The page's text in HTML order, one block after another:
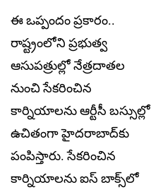
ఈ ఒప్పందం ప్ర‌కారం..
రాష్ట్రంలోని ప్ర‌భుత్వ
ఆసుపత్రుల్లో నేత్ర‌దాత‌ల
నుంచి సేక‌రించిన
కార్నియాల‌ను ఆర్టీసీ బ‌స్సుల్లో
ఉచితంగా హైద‌రాబాద్‌కు
పంపిస్తారు. సేక‌రించిన
కార్నియాల‌ను ఐస్ బాక్స్‌లో